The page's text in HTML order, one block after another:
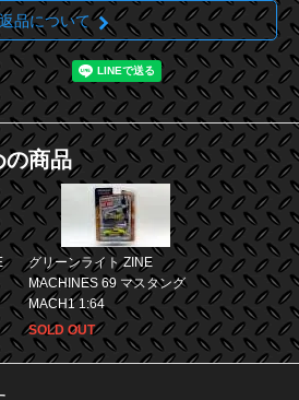
品について
の商品
グリーンライト ZINE
MACHINES 69 マスタング
MACH1 1:64
SOLD OUT